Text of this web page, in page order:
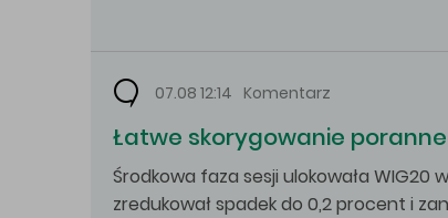
07.08 12:14 Komentarz
Łatwe skorygowanie
Środkowa faza sesji ulokowała WIG20
zredukował spadek do 0,2 procent i